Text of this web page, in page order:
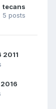
tecans
5 posts
2011